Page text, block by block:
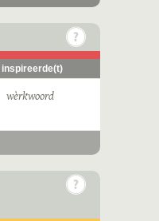
inspireerde(t)
wèrkwoord